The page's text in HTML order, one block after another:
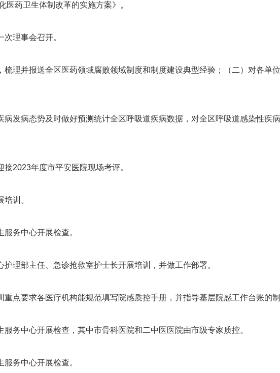
药卫生体制改革的实施方案》。
理事会召开。
理并报送全区医药领域腐败领域制度和制度建设典型经验；（二）对各单
发病态势及时做好预测统计全区呼吸道疾病数据，对全区呼吸道感染性疾
2023年度市平安医院现场考评。
训。
务中心开展检查。
理部主任、急诊抢救室护士长开展培训，并做工作部署。
点要求各医疗机构能规范填写院感质控手册，并指导基层院感工作台账的制
务中心开展检查，其中市骨科医院和二中医医院由市级专家质控。
务中心开展检查。